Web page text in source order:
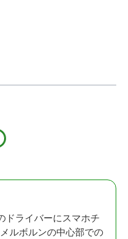
ドライバーにスマホチ
ルボルンの中心部での